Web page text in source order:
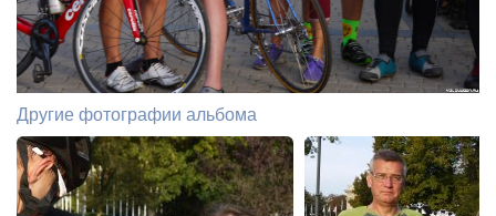
Другие фотографии альбома